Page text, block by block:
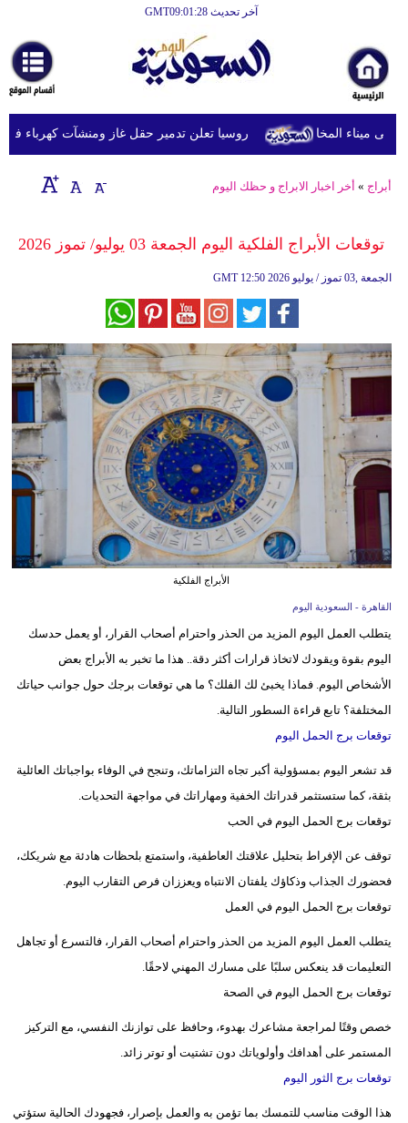
آخر تحديث GMT09:01:28
أخبارعاجلة
رياضة
ثقافة
إقتصاد
وموسيقى
وتغذية
سياحة
وسفر
ديكور
أخبار
إعلام
وتكنولوجيا
مدوَّنات
سيارات
روسيا تعلن تدمير حقل غاز ومنشآت كهرباء في
أبراج » أخر اخبار الابراج و حظك اليوم
توقعات الأبراج الفلكية اليوم الجمعة 03 يوليو/ تموز 2026
GMT 12:50 2026 الجمعة ,03 تموز / يوليو
الأبراج الفلكية
القاهرة - السعودية اليوم
يتطلب العمل اليوم المزيد من الحذر واحترام أصحاب القرار، أو يعمل حدسك
اليوم بقوة ويقودك لاتخاذ قرارات أكثر دقة.. هذا ما تخبر به الأبراج بعض
الأشخاص اليوم. فماذا يخبئ لك الفلك؟ ما هي توقعات برجك حول جوانب حياتك
المختلفة؟ تابع قراءة السطور التالية.
توقعات برج الحمل اليوم
قد تشعر اليوم بمسؤولية أكبر تجاه التزاماتك، وتنجح في الوفاء بواجباتك العائلية
بثقة، كما ستستثمر قدراتك الخفية ومهاراتك في مواجهة التحديات.
توقعات برج الحمل اليوم في الحب
توقف عن الإفراط بتحليل علاقتك العاطفية، واستمتع بلحظات هادئة مع شريكك،
فحضورك الجذاب وذكاؤك يلفتان الانتباه ويعززان فرص التقارب اليوم.
توقعات برج الحمل اليوم في العمل
يتطلب العمل اليوم المزيد من الحذر واحترام أصحاب القرار، فالتسرع أو تجاهل
التعليمات قد ينعكس سلبًا على مسارك المهني لاحقًا.
توقعات برج الحمل اليوم في الصحة
خصص وقتًا لمراجعة مشاعرك بهدوء، وحافظ على توازنك النفسي، مع التركيز
المستمر على أهدافك وأولوياتك دون تشتيت أو توتر زائد.
توقعات برج الثور اليوم
هذا الوقت مناسب للتمسك بما تؤمن به والعمل بإصرار، فجهودك الحالية ستؤتي